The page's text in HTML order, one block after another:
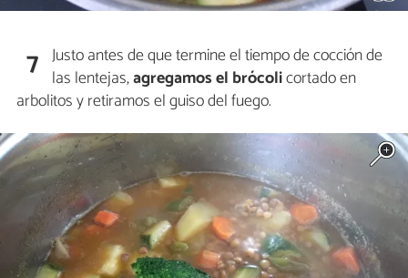
7 Justo antes de que termine el tiempo de cocción de
las lentejas,agregamos el brócolicortado en
arbolitos y retiramos el guiso del fuego.